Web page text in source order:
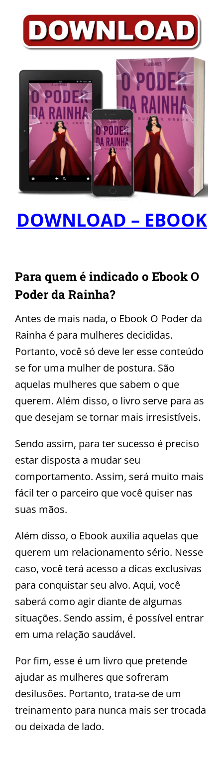
DOWNLOAD – EBOOK
Para quem é indicado o Ebook O
Poder da Rainha?
Antes de mais nada, o Ebook O Poder da
Rainha é para mulheres decididas.
Portanto, você só deve ler esse conteúdo
se for uma mulher de postura. São
aquelas mulheres que sabem o que
querem. Além disso, o livro serve para as
que desejam se tornar mais irresistíveis.
Sendo assim, para ter sucesso é preciso
estar disposta a mudar seu
comportamento. Assim, será muito mais
fácil ter o parceiro que você quiser nas
suas mãos.
Além disso, o Ebook auxilia aquelas que
querem um relacionamento sério. Nesse
caso, você terá acesso a dicas exclusivas
para conquistar seu alvo. Aqui, você
saberá como agir diante de algumas
situações. Sendo assim, é possível entrar
em uma relação saudável.
Por fim, esse é um livro que pretende
ajudar as mulheres que sofreram
desilusões. Portanto, trata-se de um
treinamento para nunca mais ser trocada
ou deixada de lado.